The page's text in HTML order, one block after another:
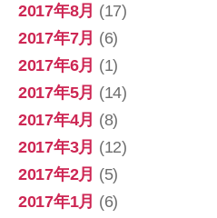
2017年8月 (17)
2017年7月 (6)
2017年6月 (1)
2017年5月 (14)
2017年4月 (8)
2017年3月 (12)
2017年2月 (5)
2017年1月 (6)